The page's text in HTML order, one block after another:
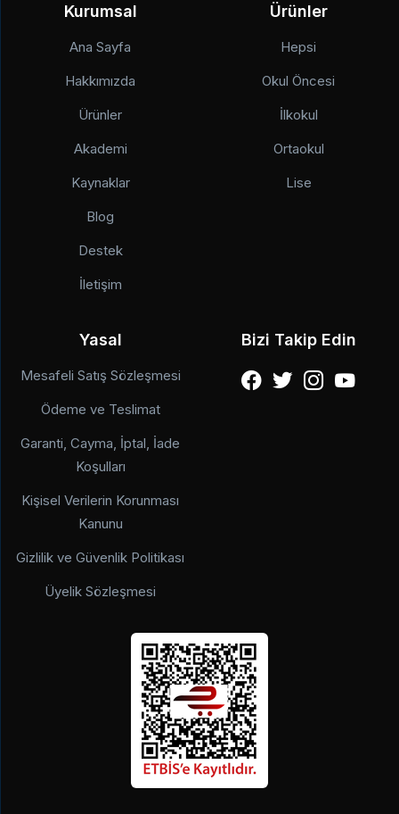
Kurumsal
Ana Sayfa
Hakkımızda
Ürünler
Akademi
Kaynaklar
Blog
Destek
İletişim
Ürünler
Hepsi
Okul Öncesi
İlkokul
Ortaokul
Lise
Yasal
Mesafeli Satış Sözleşmesi
Ödeme ve Teslimat
Garanti, Cayma, İptal, İade
Koşulları
Kişisel Verilerin Korunması
Kanunu
Gizlilik ve Güvenlik Politikası
Üyelik Sözleşmesi
Bizi Takip Edin